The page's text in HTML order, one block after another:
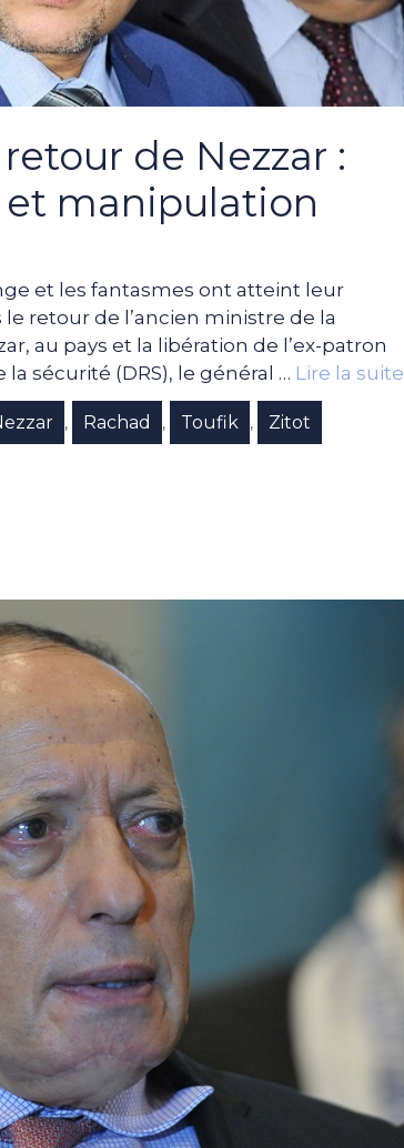
de Nezzar :
manipulation
et les fantasmes ont atteint leur
retour de l’ancien ministre de la
au pays et la libération de l’ex-patron
sécurité (DRS), le général … Lire la suite
, Rachad , Toufik , Zitot